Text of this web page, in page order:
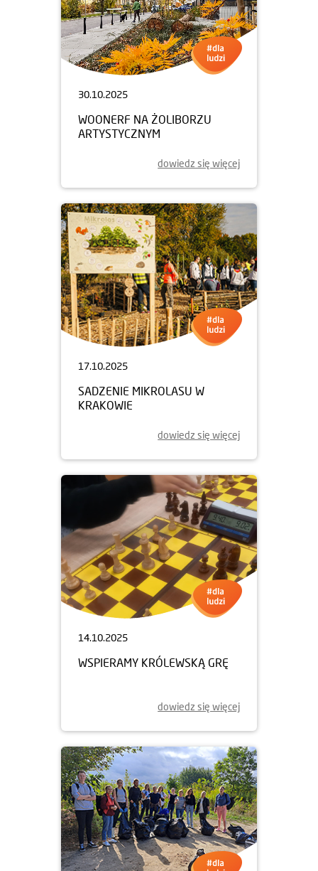
30.10.2025
WOONERF NA ŻOLIBORZU
ARTYSTYCZNYM
dowiedz się więcej
17.10.2025
SADZENIE MIKROLASU W
KRAKOWIE
dowiedz się więcej
14.10.2025
WSPIERAMY KRÓLEWSKĄ GRĘ
dowiedz się więcej